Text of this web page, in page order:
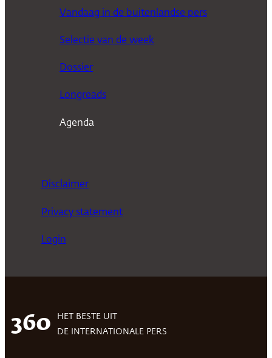
Vandaag in de buitenlandse pers
Selectie van de week
Dossier
Longreads
Agenda
Disclaimer
Privacy statement
Login
360
HET BESTE UIT
DE INTERNATIONALE PERS